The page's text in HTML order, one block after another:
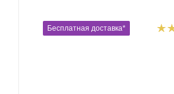
Бесплатная доставка*